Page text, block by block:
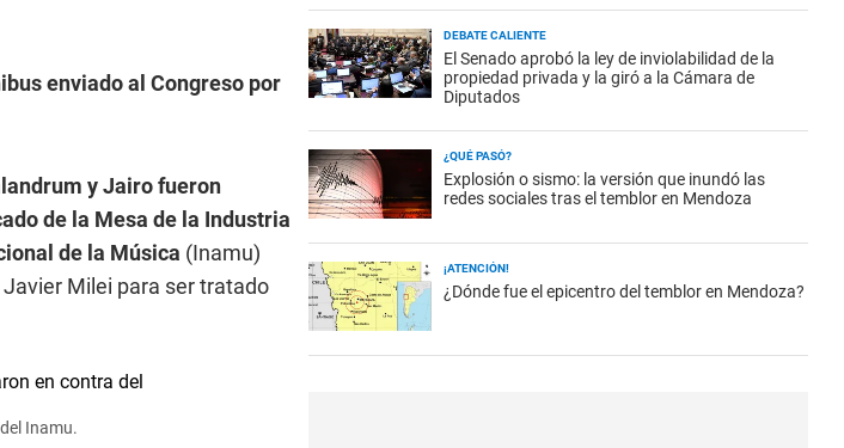
enviado al Congreso por
y Jairo fueron
de la Mesa de la Industria
de la Música (Inamu)
Milei para ser tratado
Inamu.
DEBATE CALIENTE
El Senado aprobó la ley de inviolabilidad de la
propiedad privada y la giró a la Cámara de
Diputados
¿QUÉ PASÓ?
Explosión o sismo: la versión que inundó las
redes sociales tras el temblor en Mendoza
¡ATENCIÓN!
¿Dónde fue el epicentro del temblor en Mendoza?